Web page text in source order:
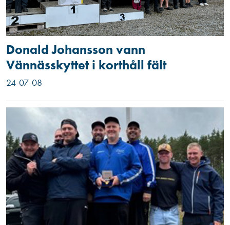
Donald Johansson vann
Vännässkyttet i korthåll fält
24-07-08